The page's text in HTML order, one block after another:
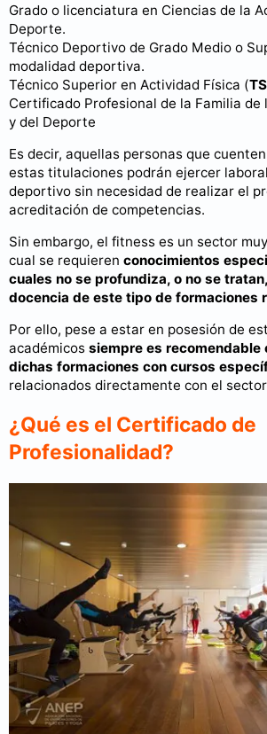
Grado o licenciatura en Ciencias de la
Deporte.
Técnico Deportivo de Grado Medio o
modalidad deportiva.
Técnico Superior en Actividad Física (
Certificado Profesional de la Familia de
y del Deporte
Es decir, aquellas personas que
estas titulaciones podrán ejercer
deportivo sin necesidad de realizar el
acreditación de competencias.
Sin embargo, el fitness es un sector
cual se requieren conocimientos
cuales no se profundiza, o no se
docencia de este tipo de formaciones
Por ello, pese a estar en posesión de
académicos siempre es recomendable
dichas formaciones con cursos
relacionados directamente con el
¿Qué es el Certificado de
Profesionalidad?